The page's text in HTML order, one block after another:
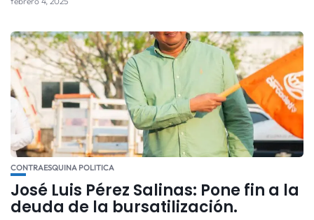
CONTRAESQUINA POLITICA
José Luis Pérez Salinas: Pone fin a la
deuda de la bursatilización.